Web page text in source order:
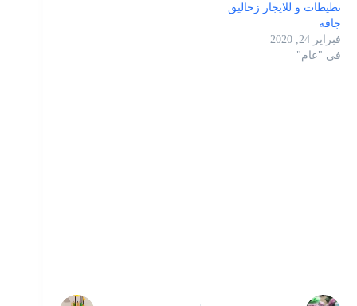
نطيطات و للايجار زحاليق
جافة
فبراير 24, 2020
في "عام"